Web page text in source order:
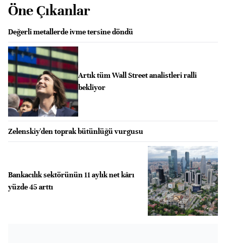
Öne Çıkanlar
Değerli metallerde ivme tersine döndü
Artık tüm Wall Street analistleri ralli
bekliyor
Zelenskiy'den toprak bütünlüğü vurgusu
Bankacılık sektörünün 11 aylık net kârı
yüzde 45 arttı